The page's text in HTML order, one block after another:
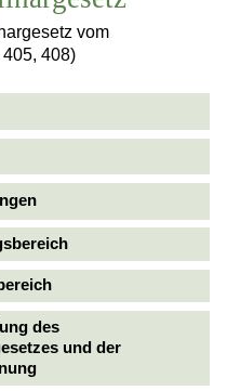
vom
408)
des
und der